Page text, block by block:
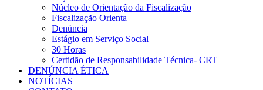
Núcleo de Orientação da Fiscalização
Fiscalização Orienta
Denúncia
Estágio em Serviço Social
30 Horas
Certidão de Responsabilidade Técnica- CRT
DENÚNCIA ÉTICA
NOTÍCIAS